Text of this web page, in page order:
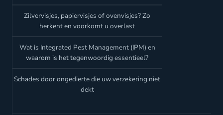
Zilvervisjes, papiervisjes of ovenvisjes? Zo
herkent en voorkomt u overlast
Wat is Integrated Pest Management (IPM) en
waarom is het tegenwoordig essentieel?
Schades door ongedierte die uw verzekering niet
dekt